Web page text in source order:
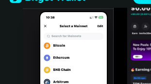
Italiano
Português (Portugal)
Bahasa Indonesia